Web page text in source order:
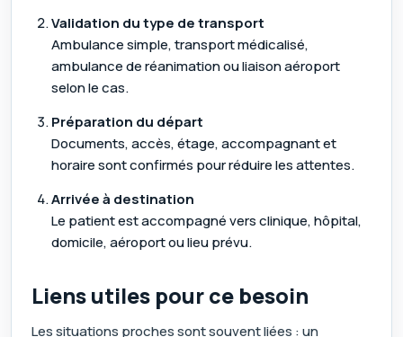
Validation du type de transport
Ambulance simple, transport médicalisé,
ambulance de réanimation ou liaison aéroport
selon le cas.
Préparation du départ
Documents, accès, étage, accompagnant et
horaire sont confirmés pour réduire les attentes.
Arrivée à destination
Le patient est accompagné vers clinique, hôpital,
domicile, aéroport ou lieu prévu.
Liens utiles pour ce besoin
Les situations proches sont souvent liées : un